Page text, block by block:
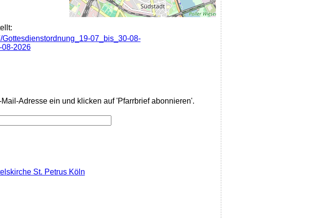
07_bis_30-08-
08-2026
Adresse ein und klicken auf 'Pfarrbrief abonnieren'.
St. Petrus Köln